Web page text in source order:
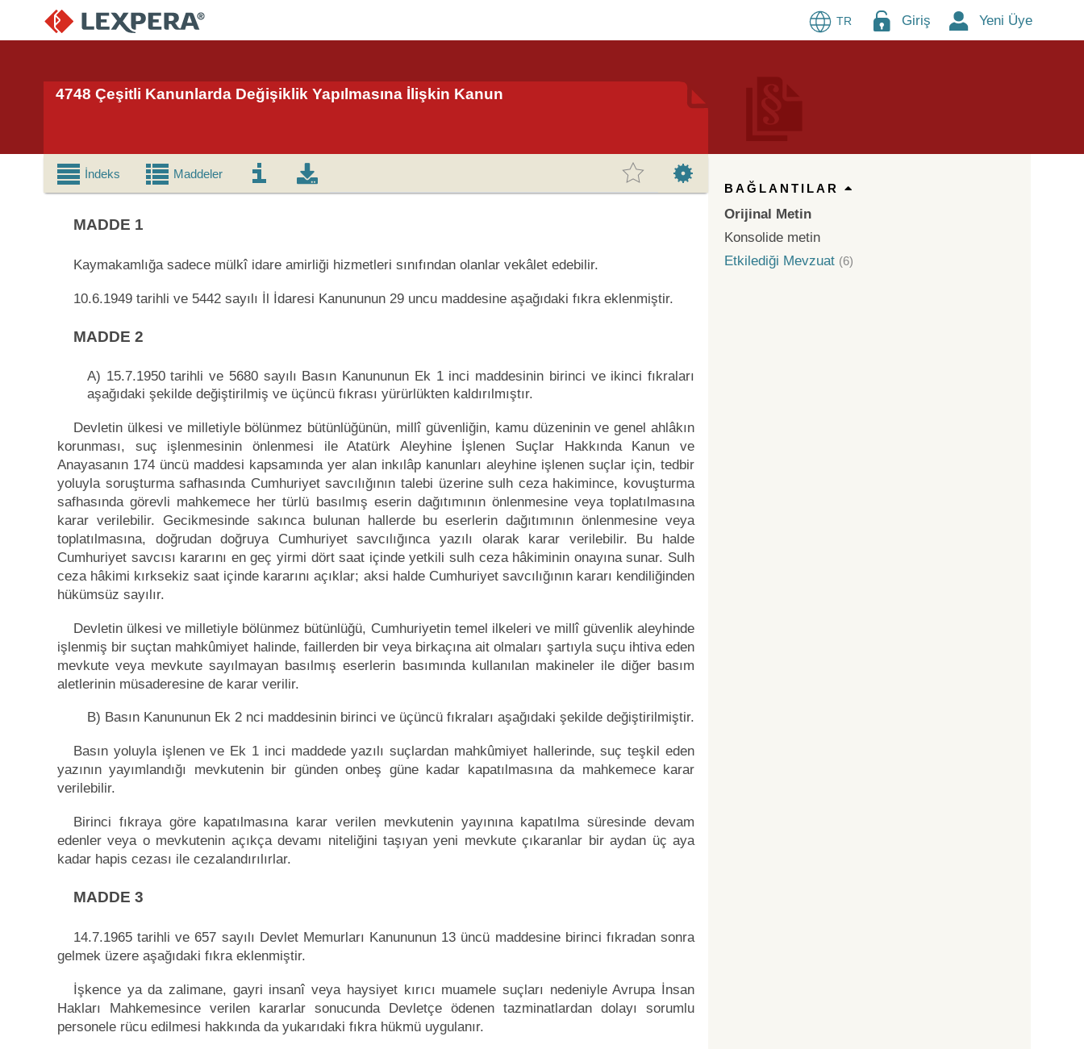
TR Giriş Yeni Üye
4748 Çeşitli Kanunlarda Değişiklik Yapılmasına İlişkin Kanun
İndeks Maddeler
MADDE 1
Kaymakamlığa sadece mülkî idare amirliği hizmetleri sınıfından olanlar vekâlet edebilir.
10.6.1949 tarihli ve 5442 sayılı İl İdaresi Kanununun 29 uncu maddesine aşağıdaki fıkra eklenmiştir.
MADDE 2
A) 15.7.1950 tarihli ve 5680 sayılı Basın Kanununun Ek 1 inci maddesinin birinci ve ikinci fıkraları
aşağıdaki şekilde değiştirilmiş ve üçüncü fıkrası yürürlükten kaldırılmıştır.
Devletin ülkesi ve milletiyle bölünmez bütünlüğünün, millî güvenliğin, kamu düzeninin ve genel ahlâkın
korunması, suç işlenmesinin önlenmesi ile Atatürk Aleyhine İşlenen Suçlar Hakkında Kanun ve
Anayasanın 174 üncü maddesi kapsamında yer alan inkılâp kanunları aleyhine işlenen suçlar için, tedbir
yoluyla soruşturma safhasında Cumhuriyet savcılığının talebi üzerine sulh ceza hakimince, kovuşturma
safhasında görevli mahkemece her türlü basılmış eserin dağıtımının önlenmesine veya toplatılmasına
karar verilebilir. Gecikmesinde sakınca bulunan hallerde bu eserlerin dağıtımının önlenmesine veya
toplatılmasına, doğrudan doğruya Cumhuriyet savcılığınca yazılı olarak karar verilebilir. Bu halde
Cumhuriyet savcısı kararını en geç yirmi dört saat içinde yetkili sulh ceza hâkiminin onayına sunar. Sulh
ceza hâkimi kırksekiz saat içinde kararını açıklar; aksi halde Cumhuriyet savcılığının kararı kendiliğinden
hükümsüz sayılır.
Devletin ülkesi ve milletiyle bölünmez bütünlüğü, Cumhuriyetin temel ilkeleri ve millî güvenlik aleyhinde
işlenmiş bir suçtan mahkûmiyet halinde, faillerden bir veya birkaçına ait olmaları şartıyla suçu ihtiva eden
mevkute veya mevkute sayılmayan basılmış eserlerin basımında kullanılan makineler ile diğer basım
aletlerinin müsaderesine de karar verilir.
B) Basın Kanununun Ek 2 nci maddesinin birinci ve üçüncü fıkraları aşağıdaki şekilde değiştirilmiştir.
Basın yoluyla işlenen ve Ek 1 inci maddede yazılı suçlardan mahkûmiyet hallerinde, suç teşkil eden
yazının yayımlandığı mevkutenin bir günden onbeş güne kadar kapatılmasına da mahkemece karar
verilebilir.
Birinci fıkraya göre kapatılmasına karar verilen mevkutenin yayınına kapatılma süresinde devam
edenler veya o mevkutenin açıkça devamı niteliğini taşıyan yeni mevkute çıkaranlar bir aydan üç aya
kadar hapis cezası ile cezalandırılırlar.
MADDE 3
14.7.1965 tarihli ve 657 sayılı Devlet Memurları Kanununun 13 üncü maddesine birinci fıkradan sonra
gelmek üzere aşağıdaki fıkra eklenmiştir.
İşkence ya da zalimane, gayri insanî veya haysiyet kırıcı muamele suçları nedeniyle Avrupa İnsan
Hakları Mahkemesince verilen kararlar sonucunda Devletçe ödenen tazminatlardan dolayı sorumlu
personele rücu edilmesi hakkında da yukarıdaki fıkra hükmü uygulanır.
BAĞLANTILAR
Orijinal Metin
Konsolide metin
Etkilediği Mevzuat (6)